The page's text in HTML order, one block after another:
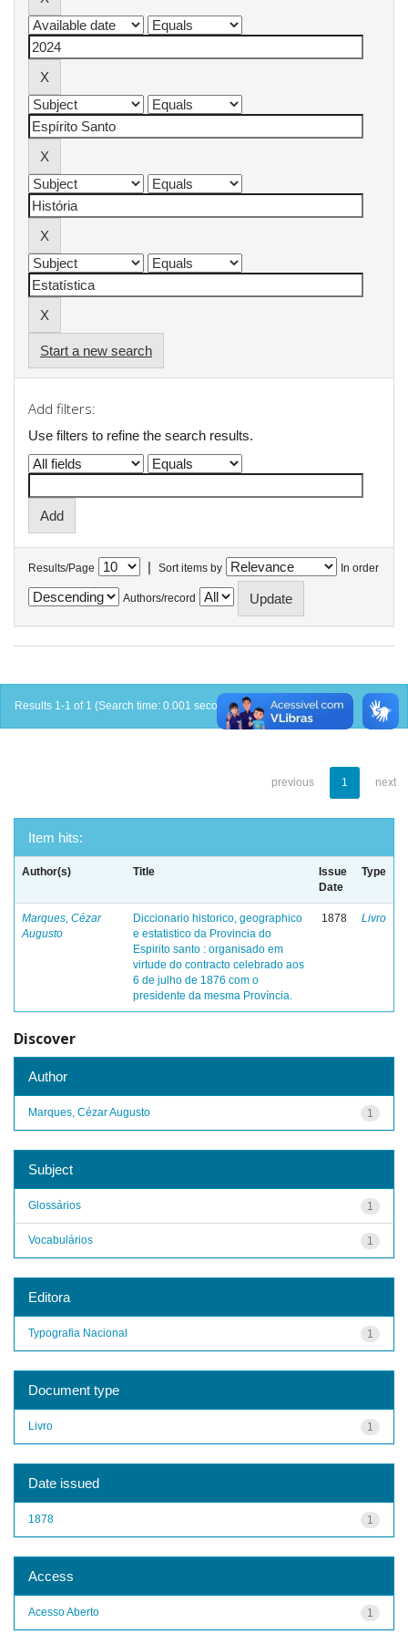
Start a new search
Add filters:
Use filters to refine the search results.
Results/Page | Sort items by In order
Authors/record
Results 1-1 of 1 (Search time: 0.001 seconds).
previous 1 next
Item hits:
Author(s) Title
Issue
Date
Type
Marques, Cézar
Augusto
Diccionario historico, geographico
e estatistico da Provincia do
Espirito santo : organisado em
virtude do contracto celebrado aos
6 de julho de 1876 com o
presidente da mesma Província.
1878 Livro
Discover
Author
1
Marques, Cézar Augusto
Subject
1
Glossários
1
Vocabulários
Editora
1
Typografia Nacional
Document type
1
Livro
Date issued
1
1878
Access
1
Acesso Aberto